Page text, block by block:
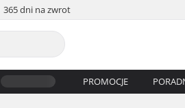
365 dni na zwrot
PROMOCJE